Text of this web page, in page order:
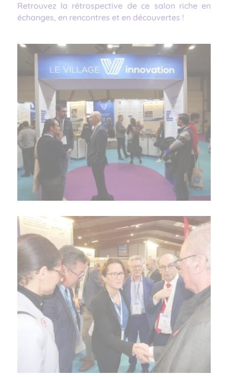
Retrouvez la rétrospective de ce salon riche en
échanges, en rencontres et en découvertes !